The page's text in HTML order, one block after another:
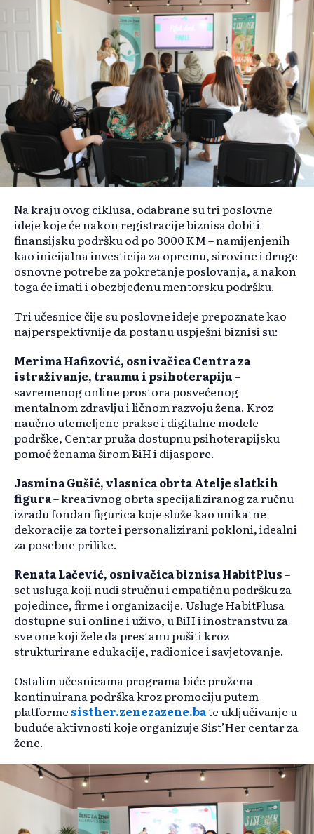
Na kraju ovog ciklusa, odabrane su tri poslovne
ideje koje će nakon registracije biznisa dobiti
finansijsku podršku od po 3000 KM – namijenjenih
kao inicijalna investicija za opremu, sirovine i druge
osnovne potrebe za pokretanje poslovanja, a nakon
toga će imati i obezbjeđenu mentorsku podršku.
Tri učesnice čije su poslovne ideje prepoznate kao
najperspektivnije da postanu uspješni biznisi su:
Merima Hafizović, osnivačica Centra za
istraživanje, traumu i psihoterapiju–
savremenog online prostora posvećenog
mentalnom zdravlju i ličnom razvoju žena. Kroz
naučno utemeljene prakse i digitalne modele
podrške, Centar pruža dostupnu psihoterapijsku
pomoć ženama širom BiH i dijaspore.
Jasmina Gušić, vlasnica obrta Atelje slatkih
figura– kreativnog obrta specijaliziranog za ručnu
izradu fondan figurica koje služe kao unikatne
dekoracije za torte i personalizirani pokloni, idealni
za posebne prilike.
Renata Lačević, osnivačica biznisa HabitPlus–
set usluga koji nudi stručnu i empatičnu podršku za
pojedince, firme i organizacije. Usluge HabitPlusa
dostupne su i online i uživo, u BiH i inostranstvu za
sve one koji žele da prestanu pušiti kroz
strukturirane edukacije, radionice i savjetovanje.
Ostalim učesnicama programa biće pružena
kontinuirana podrška kroz promociju putem
platforme sisther.zenezazene.bate uključivanje u
buduće aktivnosti koje organizuje Sist’Her centar za
žene.